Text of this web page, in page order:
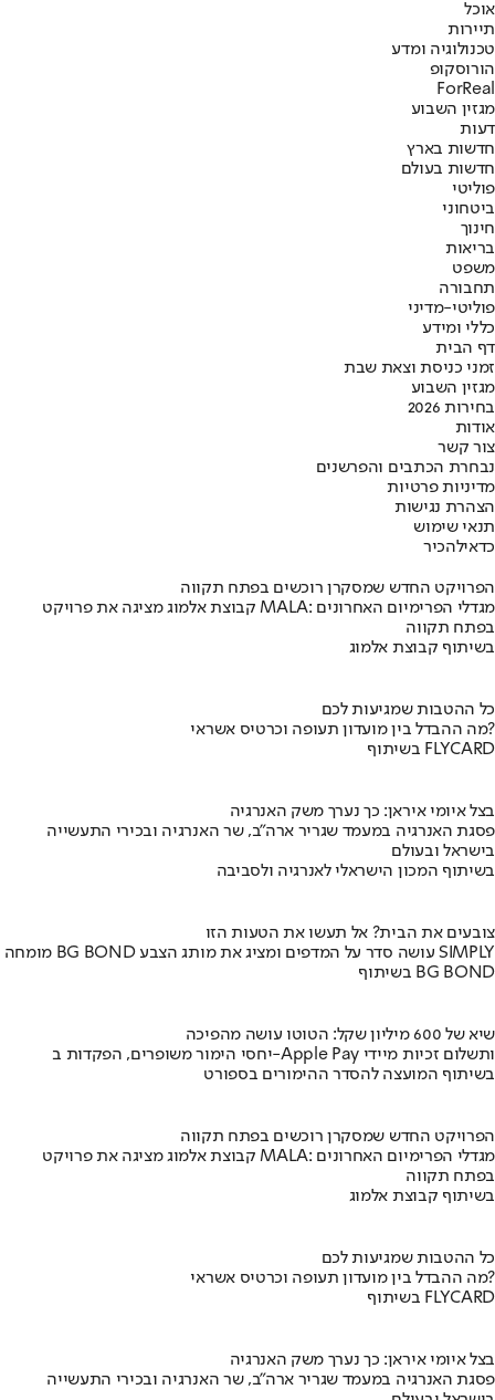
אוכל
תיירות
טכנולוגיה ומדע
הורוסקופ
ForReal
מגזין השבוע
דעות
חדשות בארץ
חדשות בעולם
פוליטי
ביטחוני
חינוך
בריאות
משפט
תחבורה
פוליטי-מדיני
כללי ומידע
דף הבית
זמני כניסת וצאת שבת
מגזין השבוע
בחירות 2026
אודות
צור קשר
נבחרת הכתבים והפרשנים
מדיניות פרטיות
הצהרת נגישות
תנאי שימוש
כדאילהכיר
הפרויקט החדש שמסקרן רוכשים בפתח תקווה
קבוצת אלמוג מציגה את פרויקט MALA: מגדלי הפרימיום האחרונים
בפתח תקווה
בשיתוף קבוצת אלמוג
כל ההטבות שמגיעות לכם
מה ההבדל בין מועדון תעופה וכרטיס אשראי?
בשיתוף FLYCARD
בצל איומי איראן: כך נערך משק האנרגיה
פסגת האנרגיה במעמד שגריר ארה"ב, שר האנרגיה ובכירי התעשייה
בישראל ובעולם
בשיתוף המכון הישראלי לאנרגיה ולסביבה
צובעים את הבית? אל תעשו את הטעות הזו
מומחה BG BOND עושה סדר על המדפים ומציג את מותג הצבע SIMPLY
בשיתוף BG BOND
שיא של 600 מיליון שקל: הטוטו עושה מהפיכה
יחסי הימור משופרים, הפקדות ב-Apple Pay ותשלום זכיות מיידי
בשיתוף המועצה להסדר ההימורים בספורט
הפרויקט החדש שמסקרן רוכשים בפתח תקווה
קבוצת אלמוג מציגה את פרויקט MALA: מגדלי הפרימיום האחרונים
בפתח תקווה
בשיתוף קבוצת אלמוג
כל ההטבות שמגיעות לכם
מה ההבדל בין מועדון תעופה וכרטיס אשראי?
בשיתוף FLYCARD
בצל איומי איראן: כך נערך משק האנרגיה
פסגת האנרגיה במעמד שגריר ארה"ב, שר האנרגיה ובכירי התעשייה